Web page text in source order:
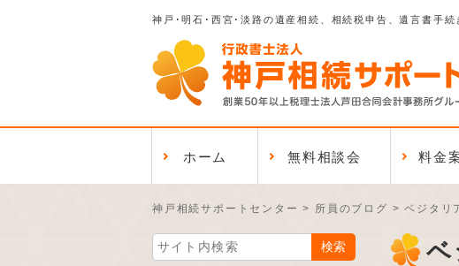
神戸･明石･西宮･淡路の遺産相続、相続税申告、遺言書手
ホーム 無料相談会 料金
神戸相続サポートセンター > 所員のブログ >ベジタリ